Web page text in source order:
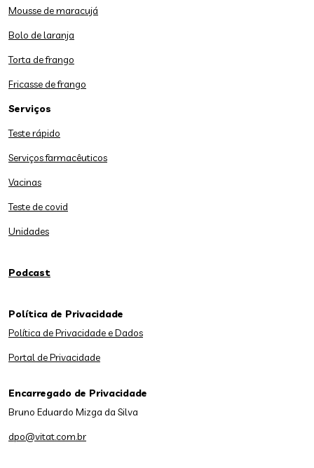
Mousse de maracujá
Bolo de laranja
Torta de frango
Fricasse de frango
Serviços
Teste rápido
Serviços farmacêuticos
Vacinas
Teste de covid
Unidades
Podcast
Política de Privacidade
Política de Privacidade e Dados
Portal de Privacidade
Encarregado de Privacidade
Bruno Eduardo Mizga da Silva
dpo@vitat.com.br